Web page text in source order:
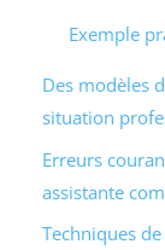
Exemple
Des modèles
situation
Erreurs
assistante
Techniques